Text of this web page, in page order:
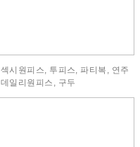
시원피스, 투피스, 파티복, 연주
일리원피스, 구두